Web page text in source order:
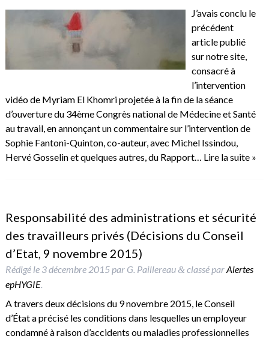
J’avais conclu le
précédent
article publié
sur notre site,
consacré à
l’intervention
vidéo de Myriam El Khomri projetée à la fin de la séance
d’ouverture du 34ème Congrès national de Médecine et Santé
au travail, en annonçant un commentaire sur l’intervention de
Sophie Fantoni-Quinton, co-auteur, avec Michel Issindou,
Hervé Gosselin et quelques autres, du Rapport… Lire la suite »
Responsabilité des administrations et sécurité
des travailleurs privés (Décisions du Conseil
d’Etat, 9 novembre 2015)
Rédigé le 3 décembre 2015par G. Paillereau &classé parAlertes
epHYGIE.
A travers deux décisions du 9 novembre 2015, le Conseil
d’État a précisé les conditions dans lesquelles un employeur
condamné à raison d’accidents ou maladies professionnelles